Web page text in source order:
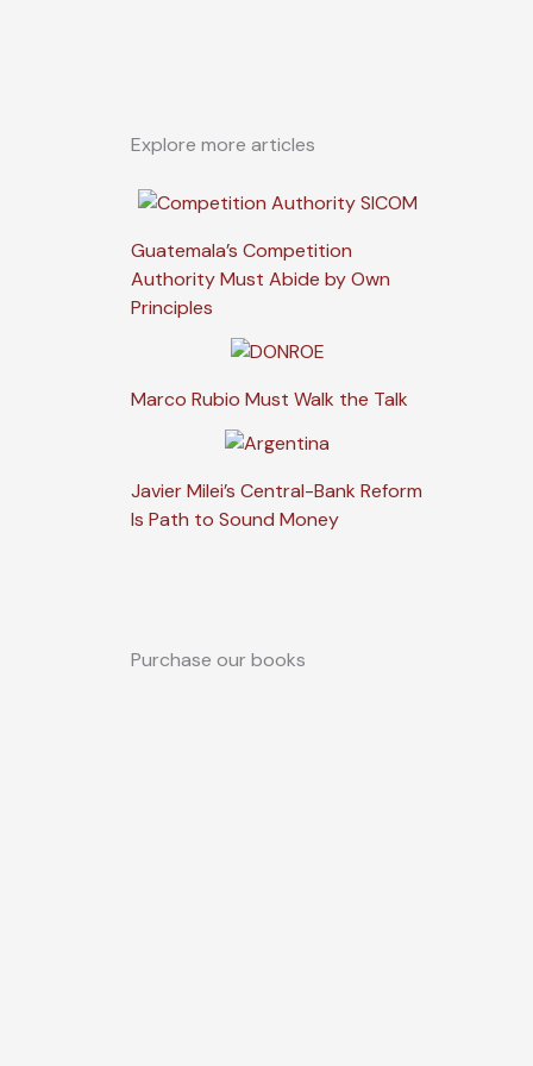
Explore more articles
Guatemala’s Competition
Authority Must Abide by Own
Principles
Marco Rubio Must Walk the Talk
Javier Milei’s Central-Bank Reform
Is Path to Sound Money
Purchase our books